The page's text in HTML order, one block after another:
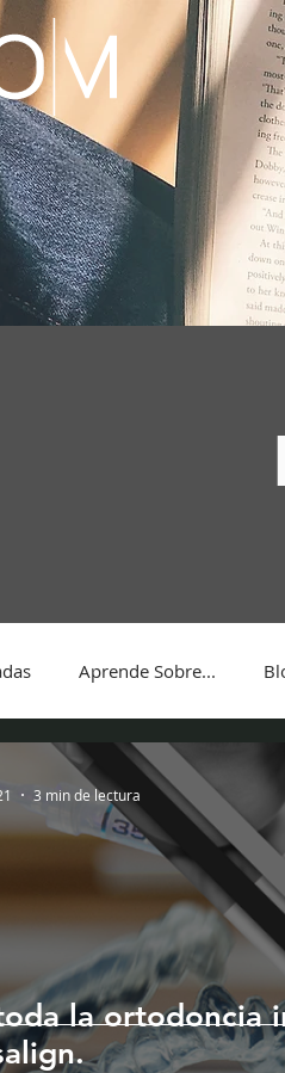
Aprende Sobre...
la ortodoncia
3 min de lectura